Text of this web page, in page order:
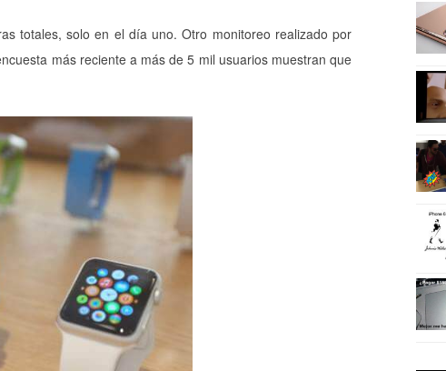
totales, solo en el día uno. Otro monitoreo realizado por
más reciente a más de 5 mil usuarios muestran que